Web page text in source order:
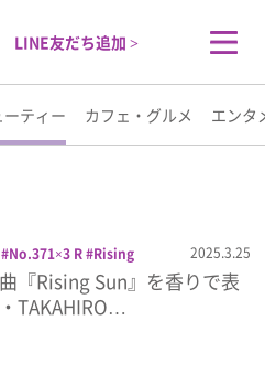
LINE友だち追加 >
ーティー カフェ・グルメ エンタ
No.371×3 R
Rising
オードパルファム
コ
ム ビューティー
美容 香水
2025.3.25
『Rising Sun』を香りで表
TAKAHIRO…